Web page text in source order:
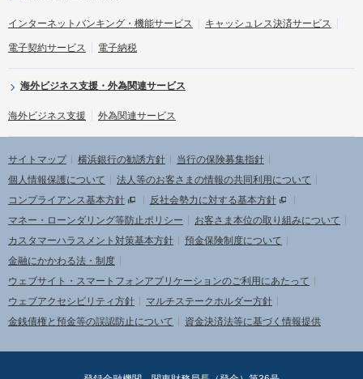
インターネットバンキング・機能サービス キャッシュレス決済サービス
電子契約サービス 電子納税
海外ビジネス支援・外為関連サービス
海外ビジネス支援 外為関連サービス
サイトマップ 横浜銀行の勧誘方針
当行の保険募集指針
個人情報保護について
法人等のお客さまの情報の共同利用について
コンプライアンス基本方針
反社会勢力に対する基本方針
マネー・ローンダリング等防止ポリシー
お客さま本位の取り組みについて
カスタマーハラスメント対策基本方針
預金保険制度について
金融にかかわる法・制度
ウェブサイト・スマートフォンアプリケーションのご利用にあたって
ウェブアクセシビリティ方針
マルチステークホルダー方針
金銭債権と預金等の誤認防止について
資金決済法等に基づく情報提供